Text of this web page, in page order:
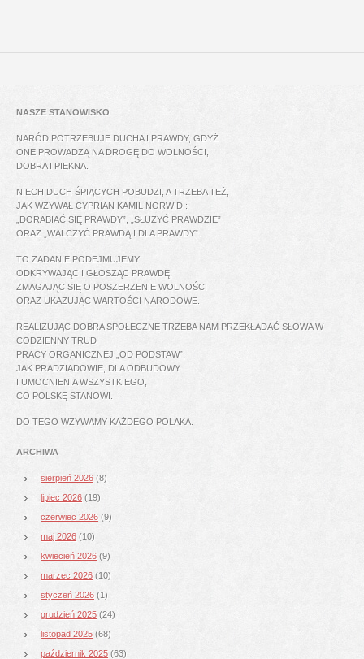
NASZE STANOWISKO
NARÓD POTRZEBUJE DUCHA I PRAWDY, GDYŻ
ONE PROWADZĄ NA DROGĘ DO WOLNOŚCI,
DOBRA I PIĘKNA.
NIECH DUCH ŚPIĄCYCH POBUDZI, A TRZEBA TEŻ,
JAK WZYWAŁ CYPRIAN KAMIL NORWID :
„DORABIAĆ SIĘ PRAWDY”, „SŁUŻYĆ PRAWDZIE”
ORAZ „WALCZYĆ PRAWDĄ I DLA PRAWDY”.
TO ZADANIE PODEJMUJEMY
ODKRYWAJĄC I GŁOSZĄC PRAWDĘ,
ZMAGAJĄC SIĘ O POSZERZENIE WOLNOŚCI
ORAZ UKAZUJĄC WARTOŚCI NARODOWE.
REALIZUJĄC DOBRA SPOŁECZNE TRZEBA NAM PRZEKŁADAĆ SŁOWA W
CODZIENNY TRUD
PRACY ORGANICZNEJ „OD PODSTAW”,
JAK PRADZIADOWIE, DLA ODBUDOWY
I UMOCNIENIA WSZYSTKIEGO,
CO POLSKĘ STANOWI.
DO TEGO WZYWAMY KAŻDEGO POLAKA.
ARCHIWA
sierpień 2026 (8)
lipiec 2026 (19)
czerwiec 2026 (9)
maj 2026 (10)
kwiecień 2026 (9)
marzec 2026 (10)
styczeń 2026 (1)
grudzień 2025 (24)
listopad 2025 (68)
październik 2025 (63)